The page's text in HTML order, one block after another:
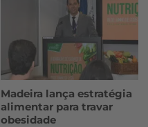
Madeira lança estratégia
alimentar para travar
obesidade